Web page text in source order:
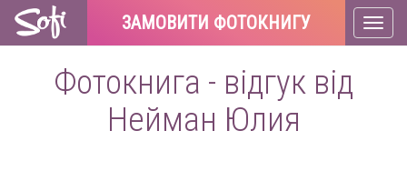
ЗАМОВИТИ ФОТОКНИГУ
Фотокнига - відгук від
Нейман Юлия